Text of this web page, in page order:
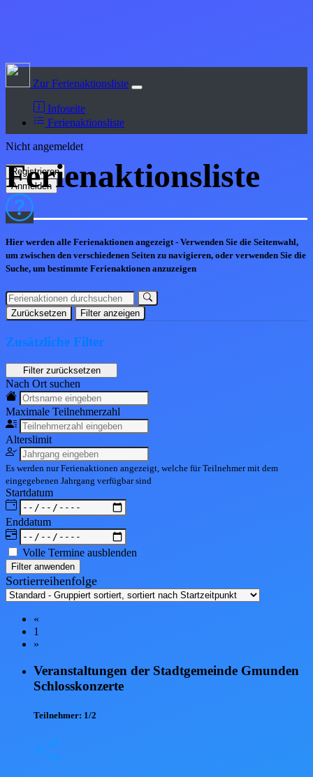
Zur Ferienaktionsliste
Infoseite
Ferienaktionsliste
Nicht angemeldet
Ferienaktionsliste
Hier werden alle Ferienaktionen angezeigt - Verwenden Sie die Seitenwahl,
um zwischen den verschiedenen Seiten zu navigieren, oder verwenden Sie die
Suche, um bestimmte Ferienaktionen anzuzeigen
Zurücksetzen Filter anzeigen
Zusätzliche Filter
Nach Ort suchen
Maximale Teilnehmerzahl
Alterslimit
Es werden nur Ferienaktionen angezeigt, welche für Teilnehmer mit dem
eingegebenen Jahrgang verfügbar sind
Startdatum
Enddatum
Volle Termine ausblenden
Filter anwenden
Sortierreihenfolge
«
1
»
Veranstaltungen der Stadtgemeinde Gmunden
Schlosskonzerte
Teilnehmer: 1/2